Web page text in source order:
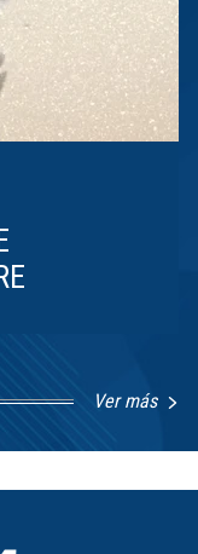
Ver más